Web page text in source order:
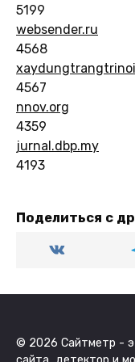
5199
websender.ru
4568
4567
nnov.org
4359
jurnal.dbp.my
4193
Поделиться с
© 2026 Сайтметр -